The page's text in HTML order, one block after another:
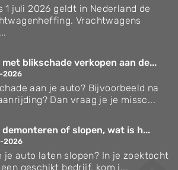
1 juli 2026 geldt in Nederland de
Vrachtwagens
blikschade verkopen aan de...
2026
aan je auto? Bijvoorbeeld na
Dan vraag je je missc...
of slopen, wat is h...
2026
je auto laten slopen? In je zoektocht
geschikt bedrijf, kom j...